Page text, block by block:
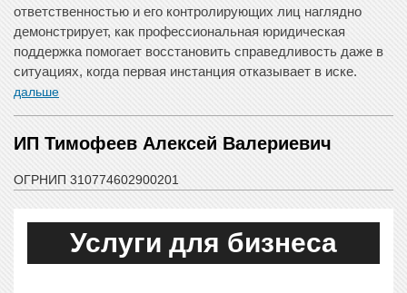
ответственностью и его контролирующих лиц наглядно
демонстрирует, как профессиональная юридическая
поддержка помогает восстановить справедливость даже в
ситуациях, когда первая инстанция отказывает в иске.
дальше
ИП Тимофеев Алексей Валериевич
ОГРНИП 310774602900201
Услуги для бизнеса